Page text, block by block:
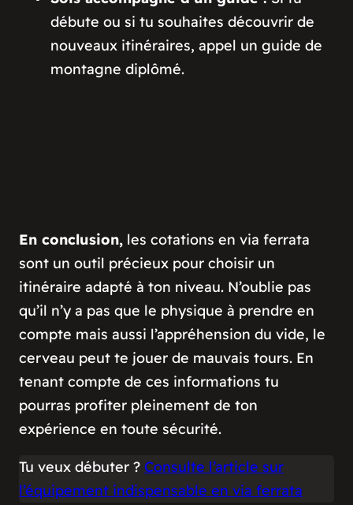
débute ou si tu souhaites découvrir de
nouveaux itinéraires, appel un guide de
montagne diplômé.
En conclusion, les cotations en via ferrata
sont un outil précieux pour choisir un
itinéraire adapté à ton niveau. N’oublie pas
qu’il n’y a pas que le physique à prendre en
compte mais aussi l’appréhension du vide, le
cerveau peut te jouer de mauvais tours. En
tenant compte de ces informations tu
pourras profiter pleinement de ton
expérience en toute sécurité.
Tu veux débuter ? Consulte l’article sur
l’équipement indispensable en via ferrata